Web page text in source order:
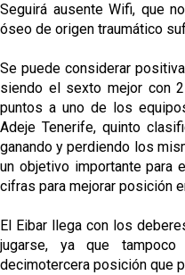
Seguirá ausente Wifi, que
óseo de origen traumático
Se puede considerar
siendo el sexto mejor con
puntos a uno de los
Adeje Tenerife, quinto
ganando y perdiendo los
un objetivo importante para
cifras para mejorar posición
El Eibar llega con los
jugarse, ya que
decimotercera posición que